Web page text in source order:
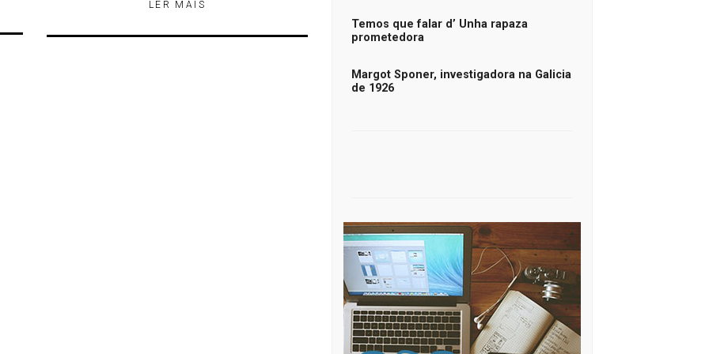
LER MÁIS
Temos que falar d’ Unha rapaza
prometedora
Margot Sponer, investigadora na Galicia
de 1926